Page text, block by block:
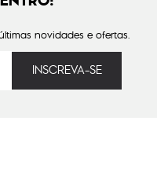
novidades e ofertas.